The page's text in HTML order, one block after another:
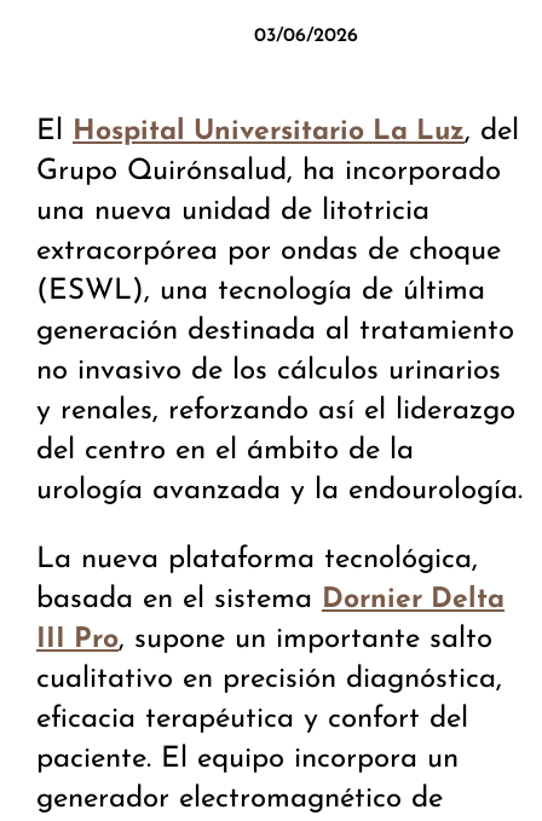
03/06/2026
El Hospital Universitario La Luz, del
Grupo Quirónsalud, ha incorporado
una nueva unidad de litotricia
extracorpórea por ondas de choque
(ESWL), una tecnología de última
generación destinada al tratamiento
no invasivo de los cálculos urinarios
y renales, reforzando así el liderazgo
del centro en el ámbito de la
urología avanzada y la endourología.
La nueva plataforma tecnológica,
basada en el sistema Dornier Delta
III Pro, supone un importante salto
cualitativo en precisión diagnóstica,
eficacia terapéutica y confort del
paciente. El equipo incorpora un
generador electromagnético de